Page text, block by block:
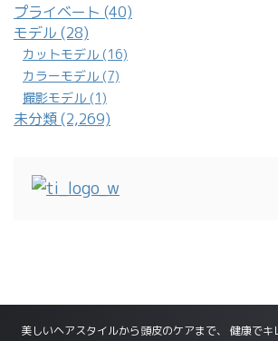
プライベート (40)
モデル (28)
カットモデル (16)
カラーモデル (7)
撮影モデル (1)
未分類 (2,269)
美しいヘアスタイルから頭皮のケアまで、 健康で